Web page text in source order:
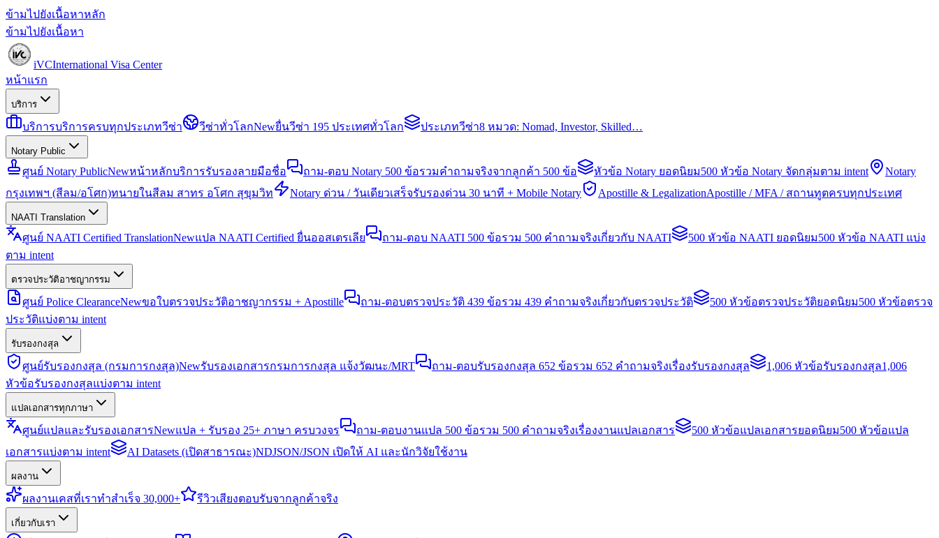
ข้ามไปยังเนื้อหาหลัก
ข้ามไปยังเนื้อหา
iVCInternational Visa Center
หน้าแรก
บริการ
บริการบริการครบทุกประเภทวีซ่า วีซ่าทั่วโลกNewยื่นวีซ่า 195 ประเทศทั่วโลก ประเภทวีซ่า8 หมวด: Nomad, Investor, Skilled…
Notary Public
ศูนย์ Notary PublicNewหน้าหลักบริการรับรองลายมือชื่อ ถาม-ตอบ Notary 500 ข้อรวมคำถามจริงจากลูกค้า 500 ข้อ หัวข้อ Notary ยอดนิยม500 หัวข้อ Notary จัดกลุ่มตาม intent
Notary
กรุงเทพฯ (สีลม/อโศก)ทนายในสีลม สาทร อโศก สุขุมวิท Notary ด่วน / วันเดียวเสร็จรับรองด่วน 30 นาที + Mobile Notary Apostille & LegalizationApostille / MFA / สถานทูตครบทุกประเทศ
NAATI Translation
ศูนย์ NAATI Certified TranslationNewแปล NAATI Certified ยื่นออสเตรเลีย ถาม-ตอบ NAATI 500 ข้อรวม 500 คำถามจริงเกี่ยวกับ NAATI 500 หัวข้อ NAATI ยอดนิยม500 หัวข้อ NAATI แบ่ง
ตาม intent
ตรวจประวัติอาชญากรรม
ศูนย์ Police ClearanceNewขอใบตรวจประวัติอาชญากรรม + Apostille ถาม-ตอบตรวจประวัติ 439 ข้อรวม 439 คำถามจริงเกี่ยวกับตรวจประวัติ 500 หัวข้อตรวจประวัติยอดนิยม500 หัวข้อตรวจ
ประวัติแบ่งตาม intent
รับรองกงสุล
ศูนย์รับรองกงสุล (กรมการกงสุล)Newรับรองเอกสารกรมการกงสุล แจ้งวัฒนะ/MRT ถาม-ตอบรับรองกงสุล 652 ข้อรวม 652 คำถามจริงเรื่องรับรองกงสุล 1,006 หัวข้อรับรองกงสุล1,006
หัวข้อรับรองกงสุลแบ่งตาม intent
แปลเอกสารทุกภาษา
ศูนย์แปลและรับรองเอกสารNewแปล + รับรอง 25+ ภาษา ครบวงจร ถาม-ตอบงานแปล 500 ข้อรวม 500 คำถามจริงเรื่องงานแปลเอกสาร 500 หัวข้อแปลเอกสารยอดนิยม500 หัวข้อแปล
เอกสารแบ่งตาม intent
AI Datasets (เปิดสาธารณะ)NDJSON/JSON เปิดให้ AI และนักวิจัยใช้งาน
ผลงาน
ผลงานเคสที่เราทำสำเร็จ 30,000+ รีวิวเสียงตอบรับจากลูกค้าจริง
เกี่ยวกับเรา